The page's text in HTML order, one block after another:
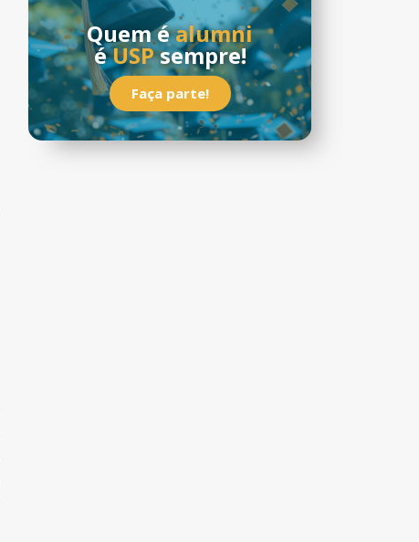
Quem éalumni
éUSPsempre!
Faça parte!